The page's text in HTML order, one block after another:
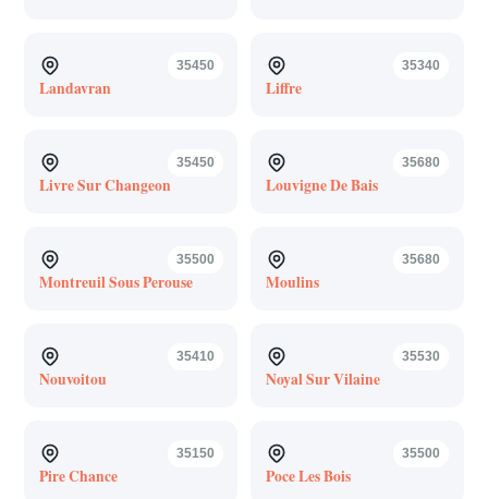
35450
Landavran
35340
Liffre
35450
Livre Sur Changeon
35680
Louvigne De Bais
35500
Montreuil Sous Perouse
35680
Moulins
35410
Nouvoitou
35530
Noyal Sur Vilaine
35150
Pire Chance
35500
Poce Les Bois